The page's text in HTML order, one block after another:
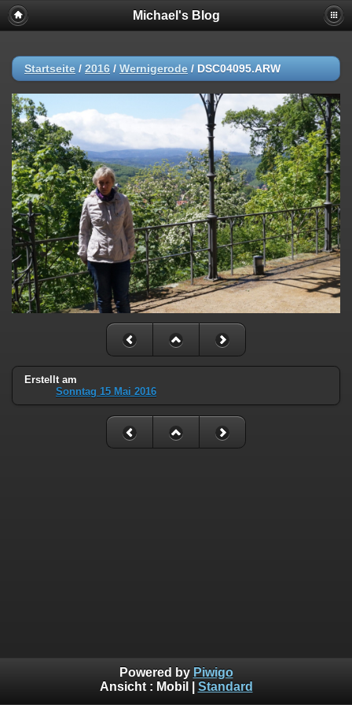
Michael's Blog
Startseite / 2016 / Wernigerode / DSC04095.ARW
Erstellt am
Sonntag 15 Mai 2016
Powered by Piwigo
Ansicht : Mobil Standard